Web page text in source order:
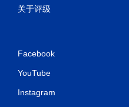
关于评级
Facebook
YouTube
Instagram